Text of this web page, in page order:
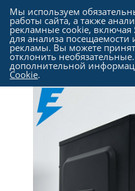
Каталог - Компьютеры в
Мы используем
работы сайта, а также
рекламные cookie, включая
для анализа посещаемости
рекламы. Вы можете
отклонить
дополнительной
Cookie.